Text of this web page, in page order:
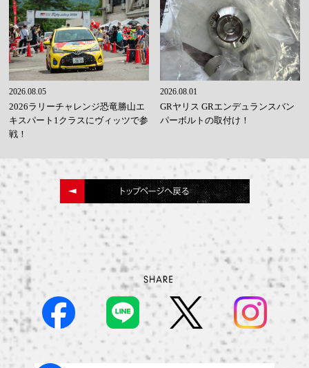
2026.08.05
2026ラリーチャレンジ恐竜勝山エ
キスパート1クラスにヴィッツで参
戦！
2026.08.01
GRヤリス GRエンデュランスバン
パーボルトの取付け！